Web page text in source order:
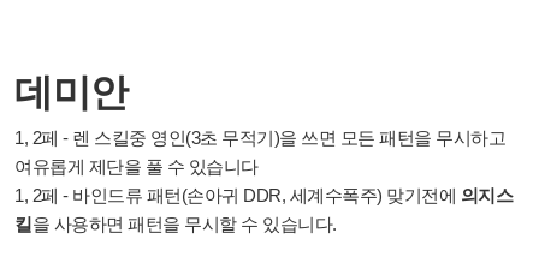
데미안
1, 2페 - 렌 스킬중 영인(3초 무적기)을 쓰면 모든 패턴을 무시하고
여유롭게 제단을 풀 수 있습니다
1, 2페 - 바인드류 패턴(손아귀 DDR, 세계수폭주) 맞기전에 의지스
킬을 사용하면 패턴을 무시할 수 있습니다.